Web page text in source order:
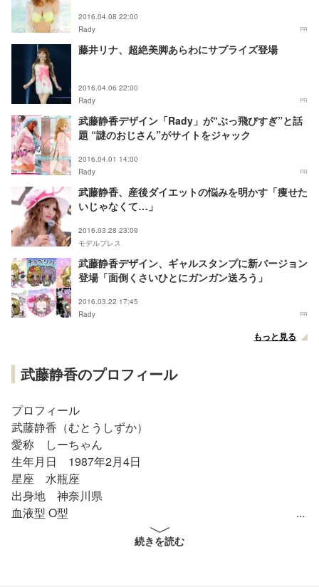
2016.04.08 22:00
Rady
PR
藤井リナ、超絶美脚あらわにサプライズ登場
2016.04.06 22:00
Rady
PR
武藤静香デザイン「Rady」が“ぶっ飛びすぎ”と話
題 “謎のおじさん”がサイトをジャック
2016.04.01 14:00
Rady
PR
武藤静香、産後ダイエットの悩みを明かす「痩せた
いじゃなくて…」
2016.03.28 23:09
モデルプレス
武藤静香デザイン、ギャルスタンプに新バージョン
登場「面倒くさいひとにガンガン送ろう」
2016.03.22 17:45
Rady
PR
もっと見る
武藤静香のプロフィール
プロフィール
武藤静香（むとうしずか）
愛称 しーちゃん
生年月日 1987年2月4日
星座 水瓶座
出身地 神奈川県
血液型 O型
身長162 cm 体重41kg（2008年時点）
続きを読む